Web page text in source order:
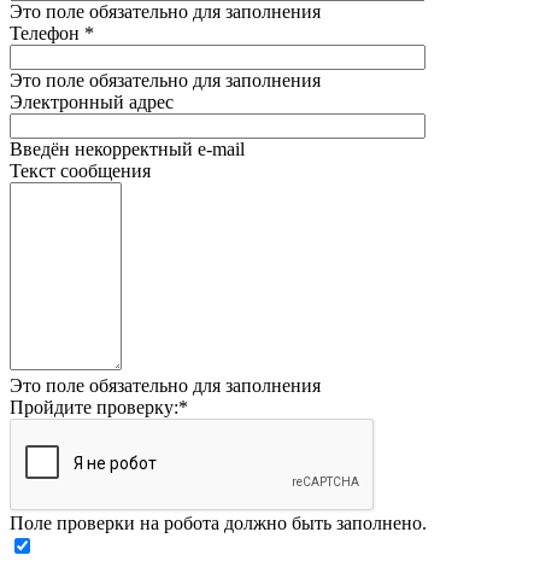
Это поле обязательно для заполнения
Телефон *
Это поле обязательно для заполнения
Электронный адрес
Введён некорректный e-mail
Текст сообщения
Это поле обязательно для заполнения
Пройдите проверку:*
Поле проверки на робота должно быть заполнено.